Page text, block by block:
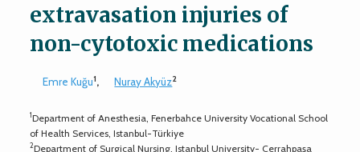
extravasation injuries of
non-cytotoxic medications
Emre Kuğu1, Nuray Akyüz2
1Department of Anesthesia, Fenerbahce University Vocational School
of Health Services, Istanbul-Türkiye
2Department of Surgical Nursing, Istanbul University- Cerrahpaşa